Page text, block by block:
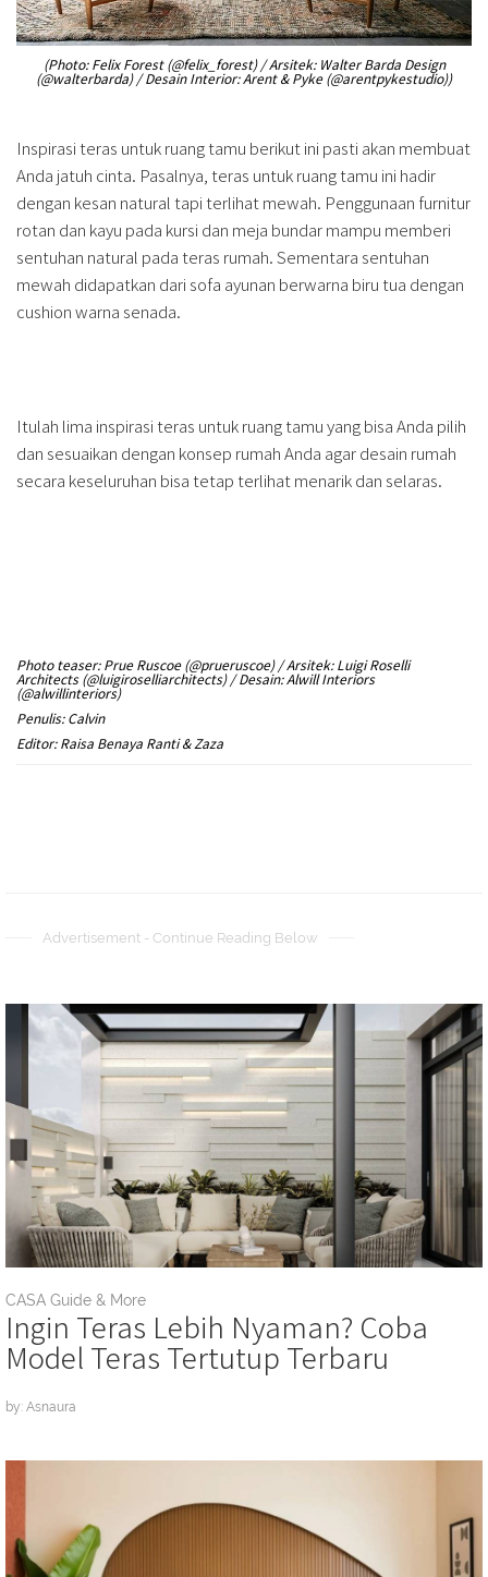
(Photo: Felix Forest (@felix_forest) / Arsitek: Walter Barda Design
(@walterbarda) / Desain Interior: Arent & Pyke (@arentpykestudio))
Inspirasi teras untuk ruang tamu berikut ini pasti akan membuat
Anda jatuh cinta. Pasalnya, teras untuk ruang tamu ini hadir
dengan kesan natural tapi terlihat mewah. Penggunaan furnitur
rotan dan kayu pada kursi dan meja bundar mampu memberi
sentuhan natural pada teras rumah. Sementara sentuhan
mewah didapatkan dari sofa ayunan berwarna biru tua dengan
cushion warna senada.
Itulah lima inspirasi teras untuk ruang tamu yang bisa Anda pilih
dan sesuaikan dengan konsep rumah Anda agar desain rumah
secara keseluruhan bisa tetap terlihat menarik dan selaras.
Photo teaser: Prue Ruscoe (@prueruscoe) / Arsitek: Luigi Roselli
Architects (@luigiroselliarchitects) / Desain: Alwill Interiors
(@alwillinteriors)
Penulis: Calvin
Editor: Raisa Benaya Ranti & Zaza
Advertisement - Continue Reading Below
CASA Guide & More
Ingin Teras Lebih Nyaman? Coba
Model Teras Tertutup Terbaru
by: Asnaura